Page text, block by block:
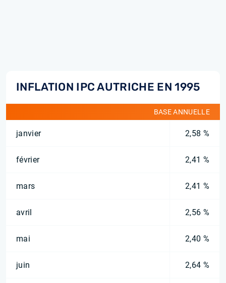
INFLATION IPC AUTRICHE EN 1995
BASE ANNUELLE
janvier 2,58 %
février 2,41 %
mars 2,41 %
avril 2,56 %
mai 2,40 %
juin 2,64 %